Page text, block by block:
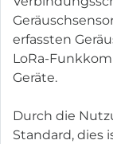
erfassten
LoRa-
Geräte.
Durch die
Standard, dies